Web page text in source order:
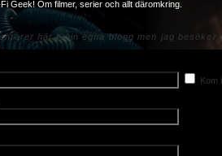
här i min egna blogg men jag
Kom